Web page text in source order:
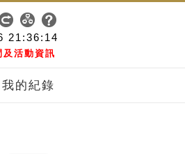
21:36:14
活動資訊
我的紀錄